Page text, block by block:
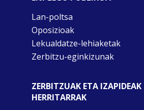
Lan-poltsa
Oposizioak
Lekualdatze-lehiaketak
Zerbitzu-eginkizunak
ZERBITZUAK ETA IZAPIDEAK
HERRITARRAK